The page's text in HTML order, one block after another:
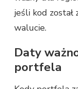
jeśli kod
walucie.
Daty
portfela